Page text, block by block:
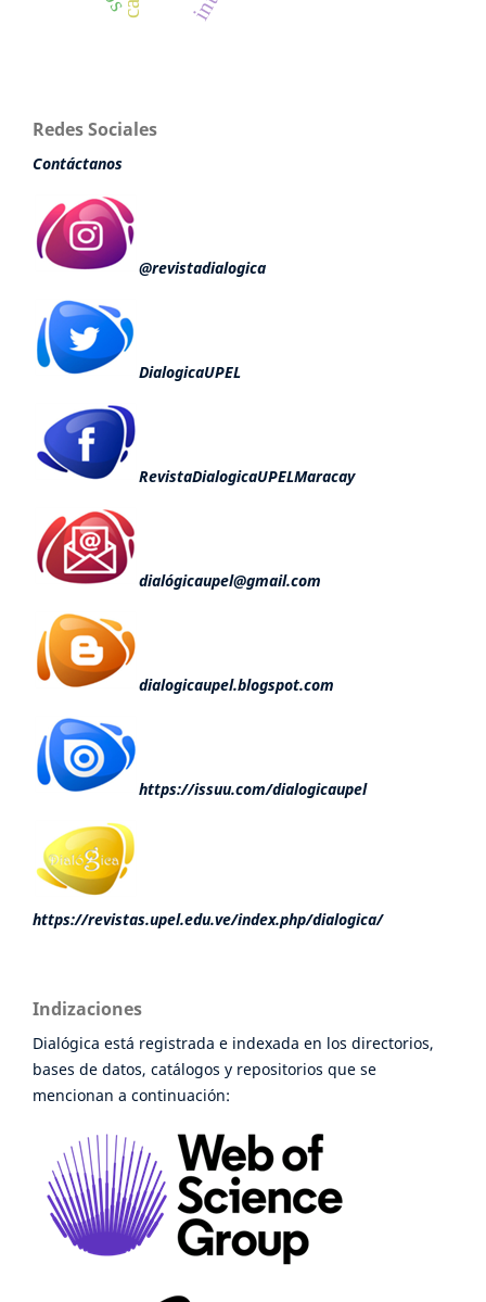
Redes Sociales
Contáctanos
@revistadialogica
DialogicaUPEL
RevistaDialogicaUPELMaracay
dialógicaupel@gmail.com
dialogicaupel.blogspot.com
https://issuu.com/dialogicaupel
https://revistas.upel.edu.ve/index.php/dialogica/
Indizaciones
Dialógica está registrada e indexada en los directorios,
bases de datos, catálogos y repositorios que se
mencionan a continuación: